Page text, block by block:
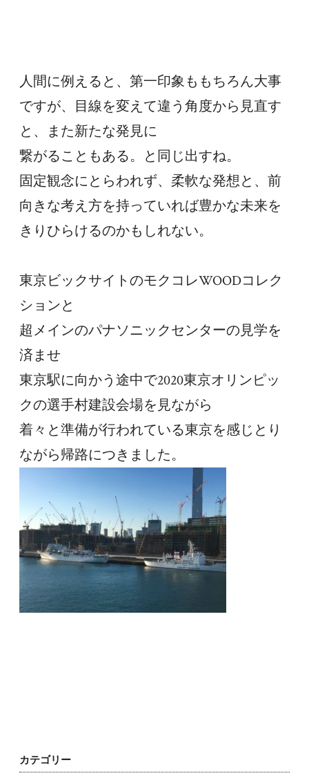
人間に例えると、第一印象ももちろん大事
ですが、目線を変えて違う角度から見直す
と、また新たな発見に
繋がることもある。と同じ出すね。
固定観念にとらわれず、柔軟な発想と、前
向きな考え方を持っていれば豊かな未来を
きりひらけるのかもしれない。
東京ビックサイトのモクコレWOODコレク
ションと
超メインのパナソニックセンターの見学を
済ませ
東京駅に向かう途中で2020東京オリンピッ
クの選手村建設会場を見ながら
着々と準備が行われている東京を感じとり
ながら帰路につきました。
カテゴリー